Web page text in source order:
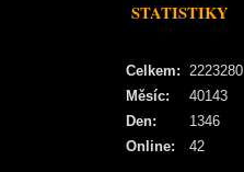
STATISTIKY
Online: 42
Celkem: 2223280
Měsíc:
40143
Den:
1346